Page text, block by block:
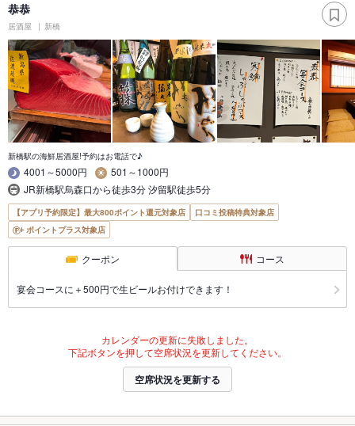
恭恭
居酒屋 新橋
新橋駅の海鮮居酒屋!予約はお電話で♪
4001～5000円
501～1000円
JR新橋駅烏森口から徒歩3分 汐留駅徒歩5分
【アプリ予約限定】最大800ポイント還元対象店
口コミ投稿特典対象店
ポイントプラス対象店
クーポン コース
宴会コースに＋500円で生ビールお付けできます！
カレンダーの更新に失敗しました。
下記ボタンを押して空席状況を更新してください。
空席状況を更新する